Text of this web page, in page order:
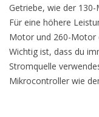
Getriebe, wie der
Für eine höhere
Motor und 260-Motor
Wichtig ist, dass du
Stromquelle
Mikrocontroller wie